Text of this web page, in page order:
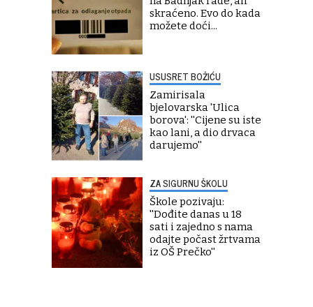
skraćeno. Evo do kada
možete doći...
USUSRET BOŽIĆU
Zamirisala
bjelovarska 'Ulica
borova': ''Cijene su iste
kao lani, a dio drvaca
darujemo''
ZA SIGURNU ŠKOLU
Škole pozivaju:
''Dođite danas u 18
sati i zajedno s nama
odajte počast žrtvama
iz OŠ Prečko''